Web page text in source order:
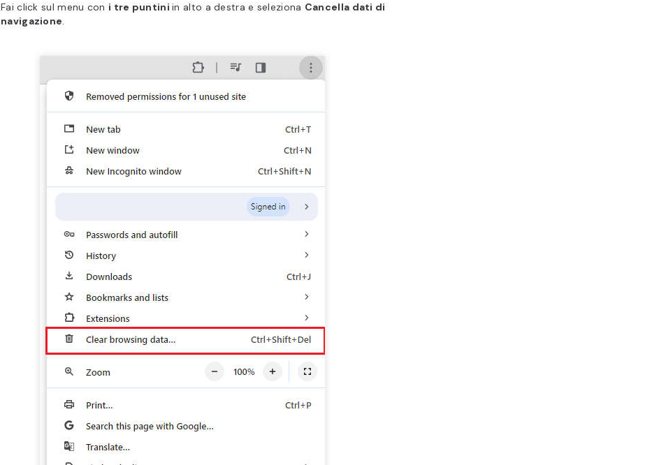
Fai click sul menu con i tre puntiniin alto a destra e seleziona Cancella dati di
navigazione.